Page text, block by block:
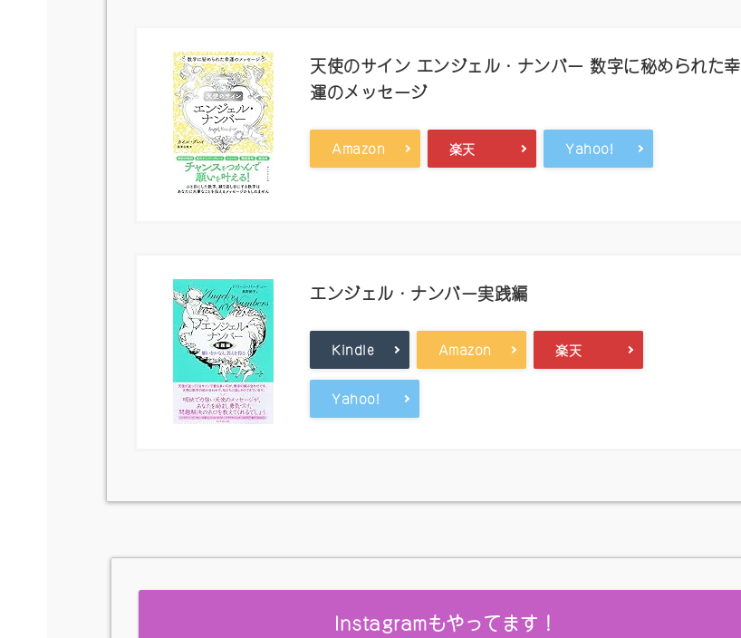
天使のサイン エンジェル・ナンバー 数字に秘められた幸
運のメッセージ
Amazon 楽天 Yahoo!
エンジェル・ナンバー実践編
Kindle Amazon 楽天
Yahoo!
Instagramもやってます！